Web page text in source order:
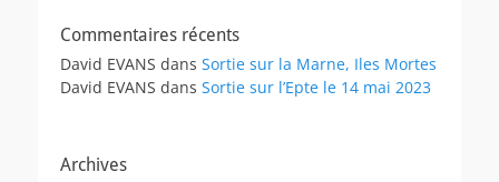
Commentaires récents
David EVANS dans Sortie sur la Marne, Iles Mortes
David EVANS dans Sortie sur l’Epte le 14 mai 2023
Archives